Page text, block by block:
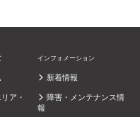
ア・
インフォメーション
新着情報
障害・メンテナンス情
報